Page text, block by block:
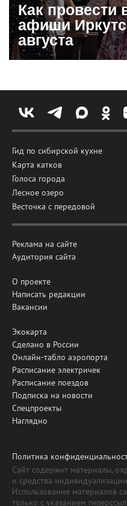
Как провести
афиши
августа
Гид по сибирской кухне
Карта катков
Голоса города
Лесное озеро
Весточка с передовой
Реклама на сайте
Аудитория сайта
О проекте
Написать редакции
Вакансии
Экокарта
Сделано в России
Онлайн-табло аэропорта
Расписание электричек
Расписание поездов
Подписка на новости
Спецпроекты
Наглядно
Политика
Сайт содержит материалы,
и средства
Использование материалов
только с указанием